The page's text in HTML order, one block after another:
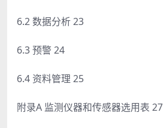
6.2 数据分析 23
6.3 预警 24
6.4 资料管理 25
附录A 监测仪器和传感器选用表 27